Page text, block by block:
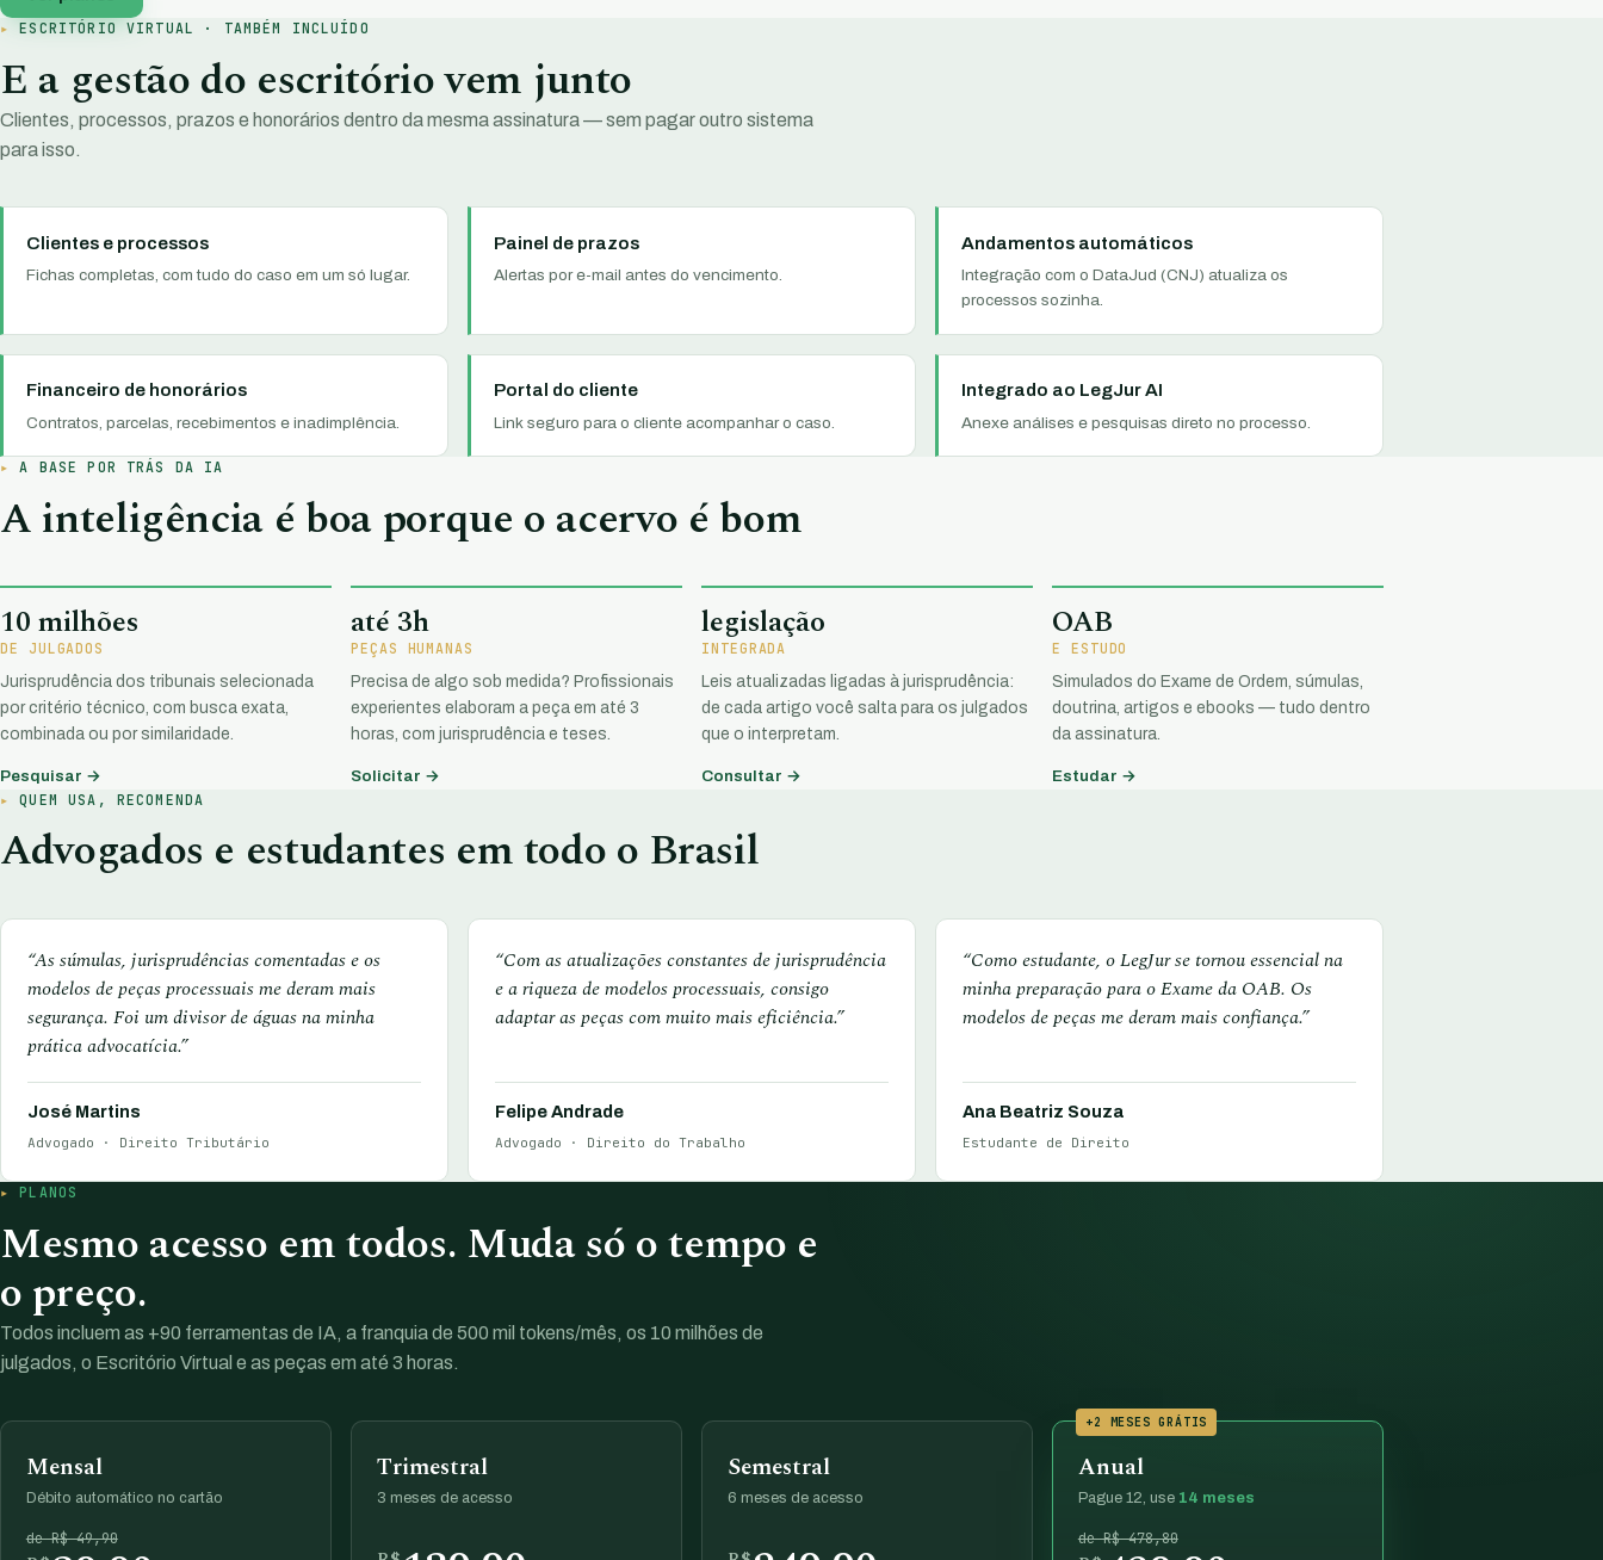
ESCRITÓRIO VIRTUAL · TAMBÉM INCLUÍDO
E a gestão do escritório vem junto
Clientes, processos, prazos e honorários dentro da mesma assinatura — sem pagar outro sistema
para isso.
Clientes e processos
Fichas completas, com tudo do caso em um só lugar.
Painel de prazos
Alertas por e-mail antes do vencimento.
Andamentos automáticos
Integração com o DataJud (CNJ) atualiza os
processos sozinha.
Financeiro de honorários
Contratos, parcelas, recebimentos e inadimplência.
Portal do cliente
Link seguro para o cliente acompanhar o caso.
Integrado ao LegJur AI
Anexe análises e pesquisas direto no processo.
A BASE POR TRÁS DA IA
A inteligência é boa porque o acervo é bom
10 milhões
DE JULGADOS
Jurisprudência dos tribunais selecionada
por critério técnico, com busca exata,
combinada ou por similaridade.
Pesquisar →
até 3h
PEÇAS HUMANAS
Precisa de algo sob medida? Profissionais
experientes elaboram a peça em até 3
horas, com jurisprudência e teses.
Solicitar →
legislação
INTEGRADA
Leis atualizadas ligadas à jurisprudência:
de cada artigo você salta para os julgados
que o interpretam.
Consultar →
OAB
E ESTUDO
Simulados do Exame de Ordem, súmulas,
doutrina, artigos e ebooks — tudo dentro
da assinatura.
Estudar →
QUEM USA, RECOMENDA
Advogados e estudantes em todo o Brasil
“As súmulas, jurisprudências comentadas e os
modelos de peças processuais me deram mais
segurança. Foi um divisor de águas na minha
prática advocatícia.”
José Martins
Advogado · Direito Tributário
“Com as atualizações constantes de jurisprudência
e a riqueza de modelos processuais, consigo
adaptar as peças com muito mais eficiência.”
Felipe Andrade
Advogado · Direito do Trabalho
“Como estudante, o LegJur se tornou essencial na
minha preparação para o Exame da OAB. Os
modelos de peças me deram mais confiança.”
Ana Beatriz Souza
Estudante de Direito
PLANOS
Mesmo acesso em todos. Muda só o tempo e
o preço.
Todos incluem as +90 ferramentas de IA, a franquia de 500 mil tokens/mês, os 10 milhões de
julgados, o Escritório Virtual e as peças em até 3 horas.
Mensal
Débito automático no cartão
de R$ 49,90
Trimestral
3 meses de acesso
Semestral
6 meses de acesso
+2 MESES GRÁTIS
Anual
Pague 12, use 14 meses
de R$ 478,80